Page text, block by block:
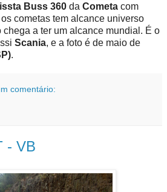
Buss 360 da Cometa com
cometas tem alcance universo
a ter um alcance mundial. É o
Scania, e a foto é de maio de
.
comentário:
- VB